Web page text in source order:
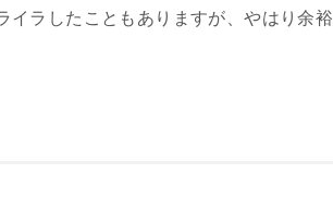
イラしたこともありますが、やはり余裕